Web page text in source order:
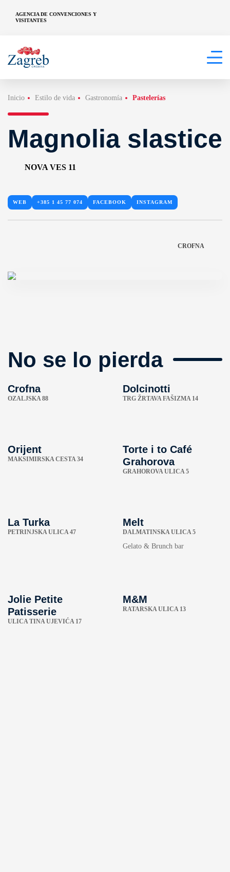
AGENCIA DE CONVENCIONES Y
VISITANTES
Inicio Estilo de vida Gastronomía Pastelerías
Magnolia slastice
NOVA VES 11
WEB +385 1 45 77 074 FACEBOOK INSTAGRAM
CROFNA
No se lo pierda
Crofna
OZALJSKA 88
Dolcinotti
TRG ŽRTAVA FAŠIZMA 14
Orijent
MAKSIMIRSKA CESTA 34
Torte i to Café
Grahorova
GRAHOROVA ULICA 5
La Turka
PETRINJSKA ULICA 47
Melt
DALMATINSKA ULICA 5
Gelato & Brunch bar
Jolie Petite
Patisserie
ULICA TINA UJEVIĆA 17
M&M
RATARSKA ULICA 13